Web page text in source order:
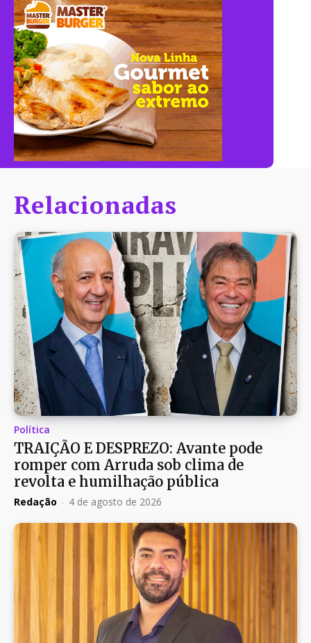
Relacionadas
Política
TRAIÇÃO E DESPREZO: Avante pode
romper com Arruda sob clima de
revolta e humilhação pública
Redação - 4 de agosto de 2026